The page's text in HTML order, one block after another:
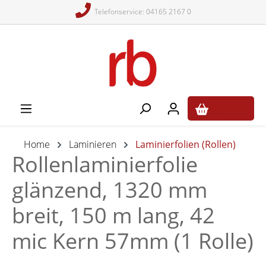
Telefonservice: 04165 2167 0
Home Laminieren Laminierfolien (Rollen)
Rollenlaminierfolie
glänzend, 1320 mm
breit, 150 m lang, 42
mic Kern 57mm (1 Rolle)